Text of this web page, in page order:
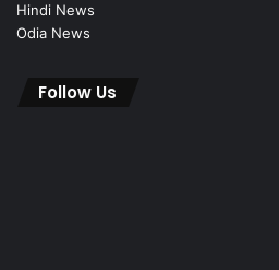
Hindi News
Odia News
Follow Us